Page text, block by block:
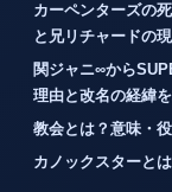
カーペンターズの
と兄リチャードの
関ジャニ∞から
理由と改名の経緯
教会とは？意味・
カノックスターと